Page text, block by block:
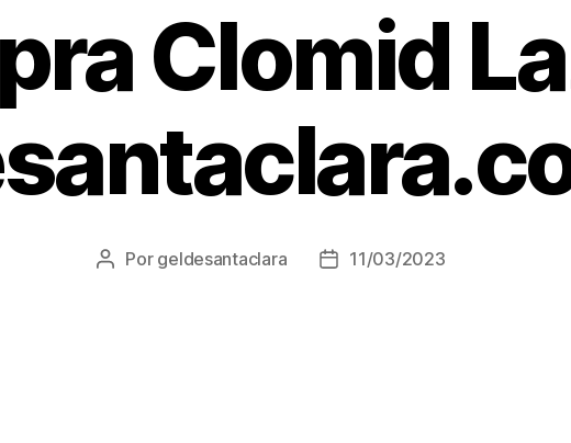
Clomid
Autor
Por geldesantaclara
Data11/03/2023